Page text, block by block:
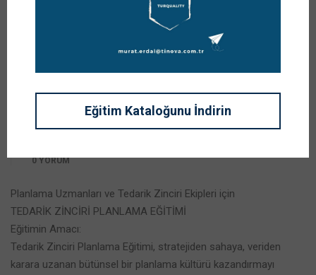
Tedarik Zinciri Planlama
0 YORUM
Planlama Uzmanları ve Tedarik Zinciri Ekipleri için
TEDARİK ZİNCİRİ PLANLAMA EĞİTİMİ
Eğitimin Amacı:
Tedarik Zinciri Planlama Eğitimi, stratejiden sahaya, veriden
karara uzanan bütünsel bir planlama kültürü kazandırmayı
Eğitim Kataloğunu İndirin